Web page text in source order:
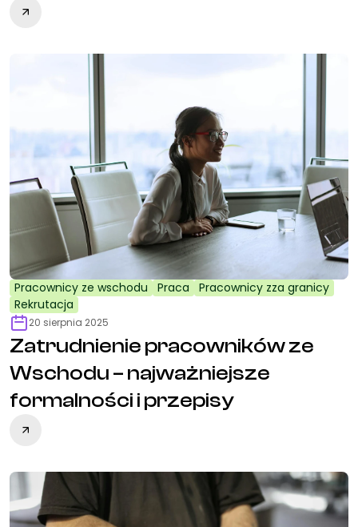
Pracownicy ze wschodu Praca
Pracownicy zza granicy
Rekrutacja
20 sierpnia 2025
Zatrudnienie pracowników ze
Wschodu – najważniejsze
formalności i przepisy